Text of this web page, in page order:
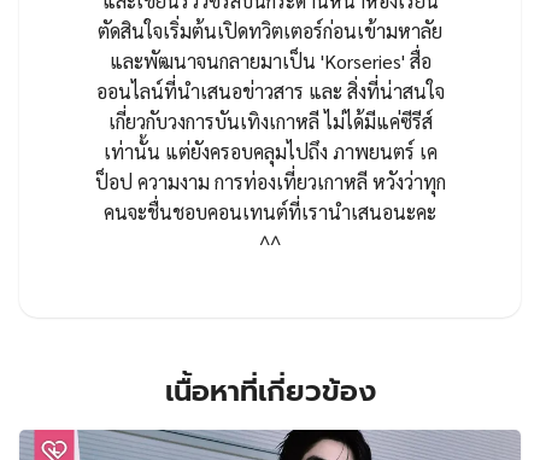
ตัดสินใจเริ่มต้นเปิดทวิตเตอร์ก่อนเข้ามหาลัย
และพัฒนาจนกลายมาเป็น 'Korseries' สื่อ
ออนไลน์ที่นำเสนอข่าวสาร และ สิ่งที่น่าสนใจ
เกี่ยวกับวงการบันเทิงเกาหลี ไม่ได้มีแค่ซีรีส์
เท่านั้น แต่ยังครอบคลุมไปถึง ภาพยนตร์ เค
ป็อป ความงาม การท่องเที่ยวเกาหลี หวังว่าทุก
คนจะชื่นชอบคอนเทนต์ที่เรานำเสนอนะคะ
^^
เนื้อหาที่เกี่ยวข้อง